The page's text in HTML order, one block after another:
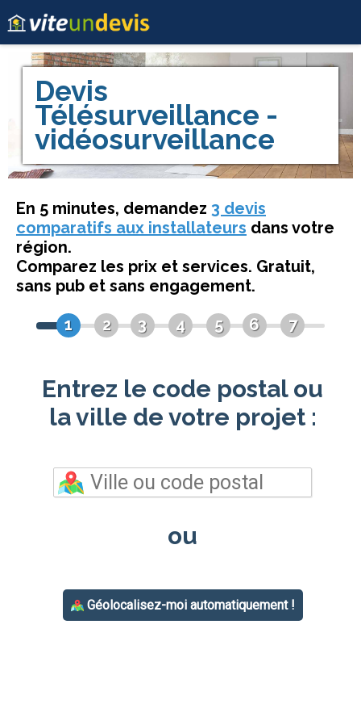
Devis
Télésurveillance -
vidéosurveillance
En 5 minutes, demandez 3 devis
comparatifs aux installateurs dans votre
région.
Comparez les prix et services. Gratuit,
sans pub et sans engagement.
1
2 3 4 5 6 7
Entrez le code postal ou
la ville de votre projet :
ou
Géolocalisez-moi automatiquement !